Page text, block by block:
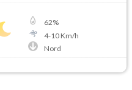
62%
4-10Km/h
Nord